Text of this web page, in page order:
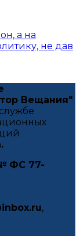
а на
не дав
Вещания"
ФС 77-
,